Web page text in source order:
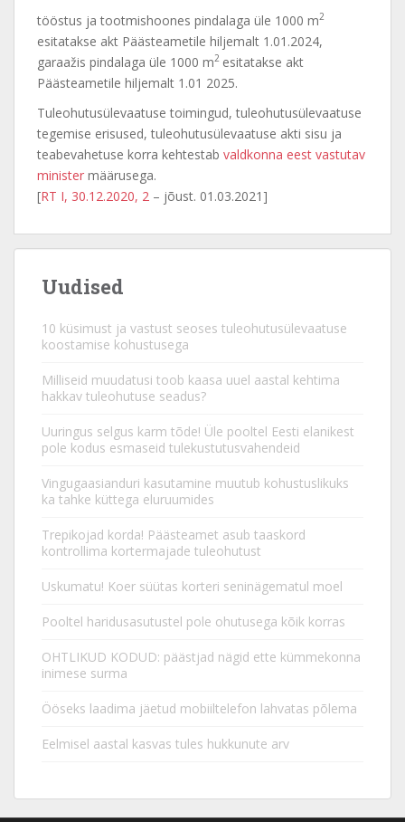
tööstus ja tootmishoones pindalaga üle 1000 m2
esitatakse akt Päästeametile hiljemalt 1.01.2024,
garaažis pindalaga üle 1000 m2 esitatakse akt
Päästeametile hiljemalt 1.01 2025.
Tuleohutusülevaatuse toimingud, tuleohutusülevaatuse
tegemise erisused, tuleohutusülevaatuse akti sisu ja
teabevahetuse korra kehtestab valdkonna eest vastutav
minister määrusega.
[RT I, 30.12.2020, 2 – jõust. 01.03.2021]
Uudised
10 küsimust ja vastust seoses tuleohutusülevaatuse
koostamise kohustusega
Milliseid muudatusi toob kaasa uuel aastal kehtima
hakkav tuleohutuse seadus?
Uuringus selgus karm tõde! Üle pooltel Eesti elanikest
pole kodus esmaseid tulekustutusvahendeid
Vingugaasianduri kasutamine muutub kohustuslikuks
ka tahke küttega eluruumides
Trepikojad korda! Päästeamet asub taaskord
kontrollima kortermajade tuleohutust
Uskumatu! Koer süütas korteri seninägematul moel
Pooltel haridusasutustel pole ohutusega kõik korras
OHTLIKUD KODUD: päästjad nägid ette kümmekonna
inimese surma
Ööseks laadima jäetud mobiiltelefon lahvatas põlema
Eelmisel aastal kasvas tules hukkunute arv